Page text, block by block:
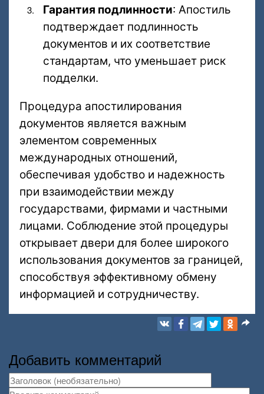
Гарантия подлинности: Апостиль
подтверждает подлинность
документов и их соответствие
стандартам, что уменьшает риск
подделки.
Процедура апостилирования
документов является важным
элементом современных
международных отношений,
обеспечивая удобство и надежность
при взаимодействии между
государствами, фирмами и частными
лицами. Соблюдение этой процедуры
открывает двери для более широкого
использования документов за границей,
способствуя эффективному обмену
информацией и сотрудничеству.
Добавить комментарий